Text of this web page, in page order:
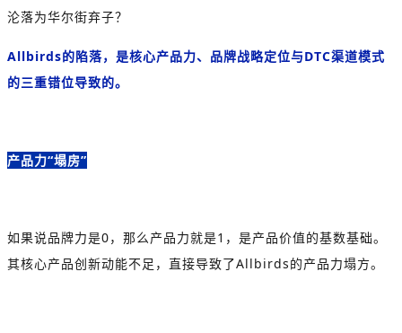
沦落为华尔街弃子？
Allbirds的陷落，是核心产品力、品牌战略定位与DTC渠道模式
的三重错位导致的。
产品力“塌房”
如果说品牌力是0，那么产品力就是1 ，是产品价值的基数基础。
其核心产品创新动能不足，直接导致了Allbirds的产品力塌方。